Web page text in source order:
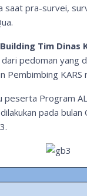
saat pra-survei,
Tim Dinas
pedoman yang
Pembimbing
peserta Program
pada